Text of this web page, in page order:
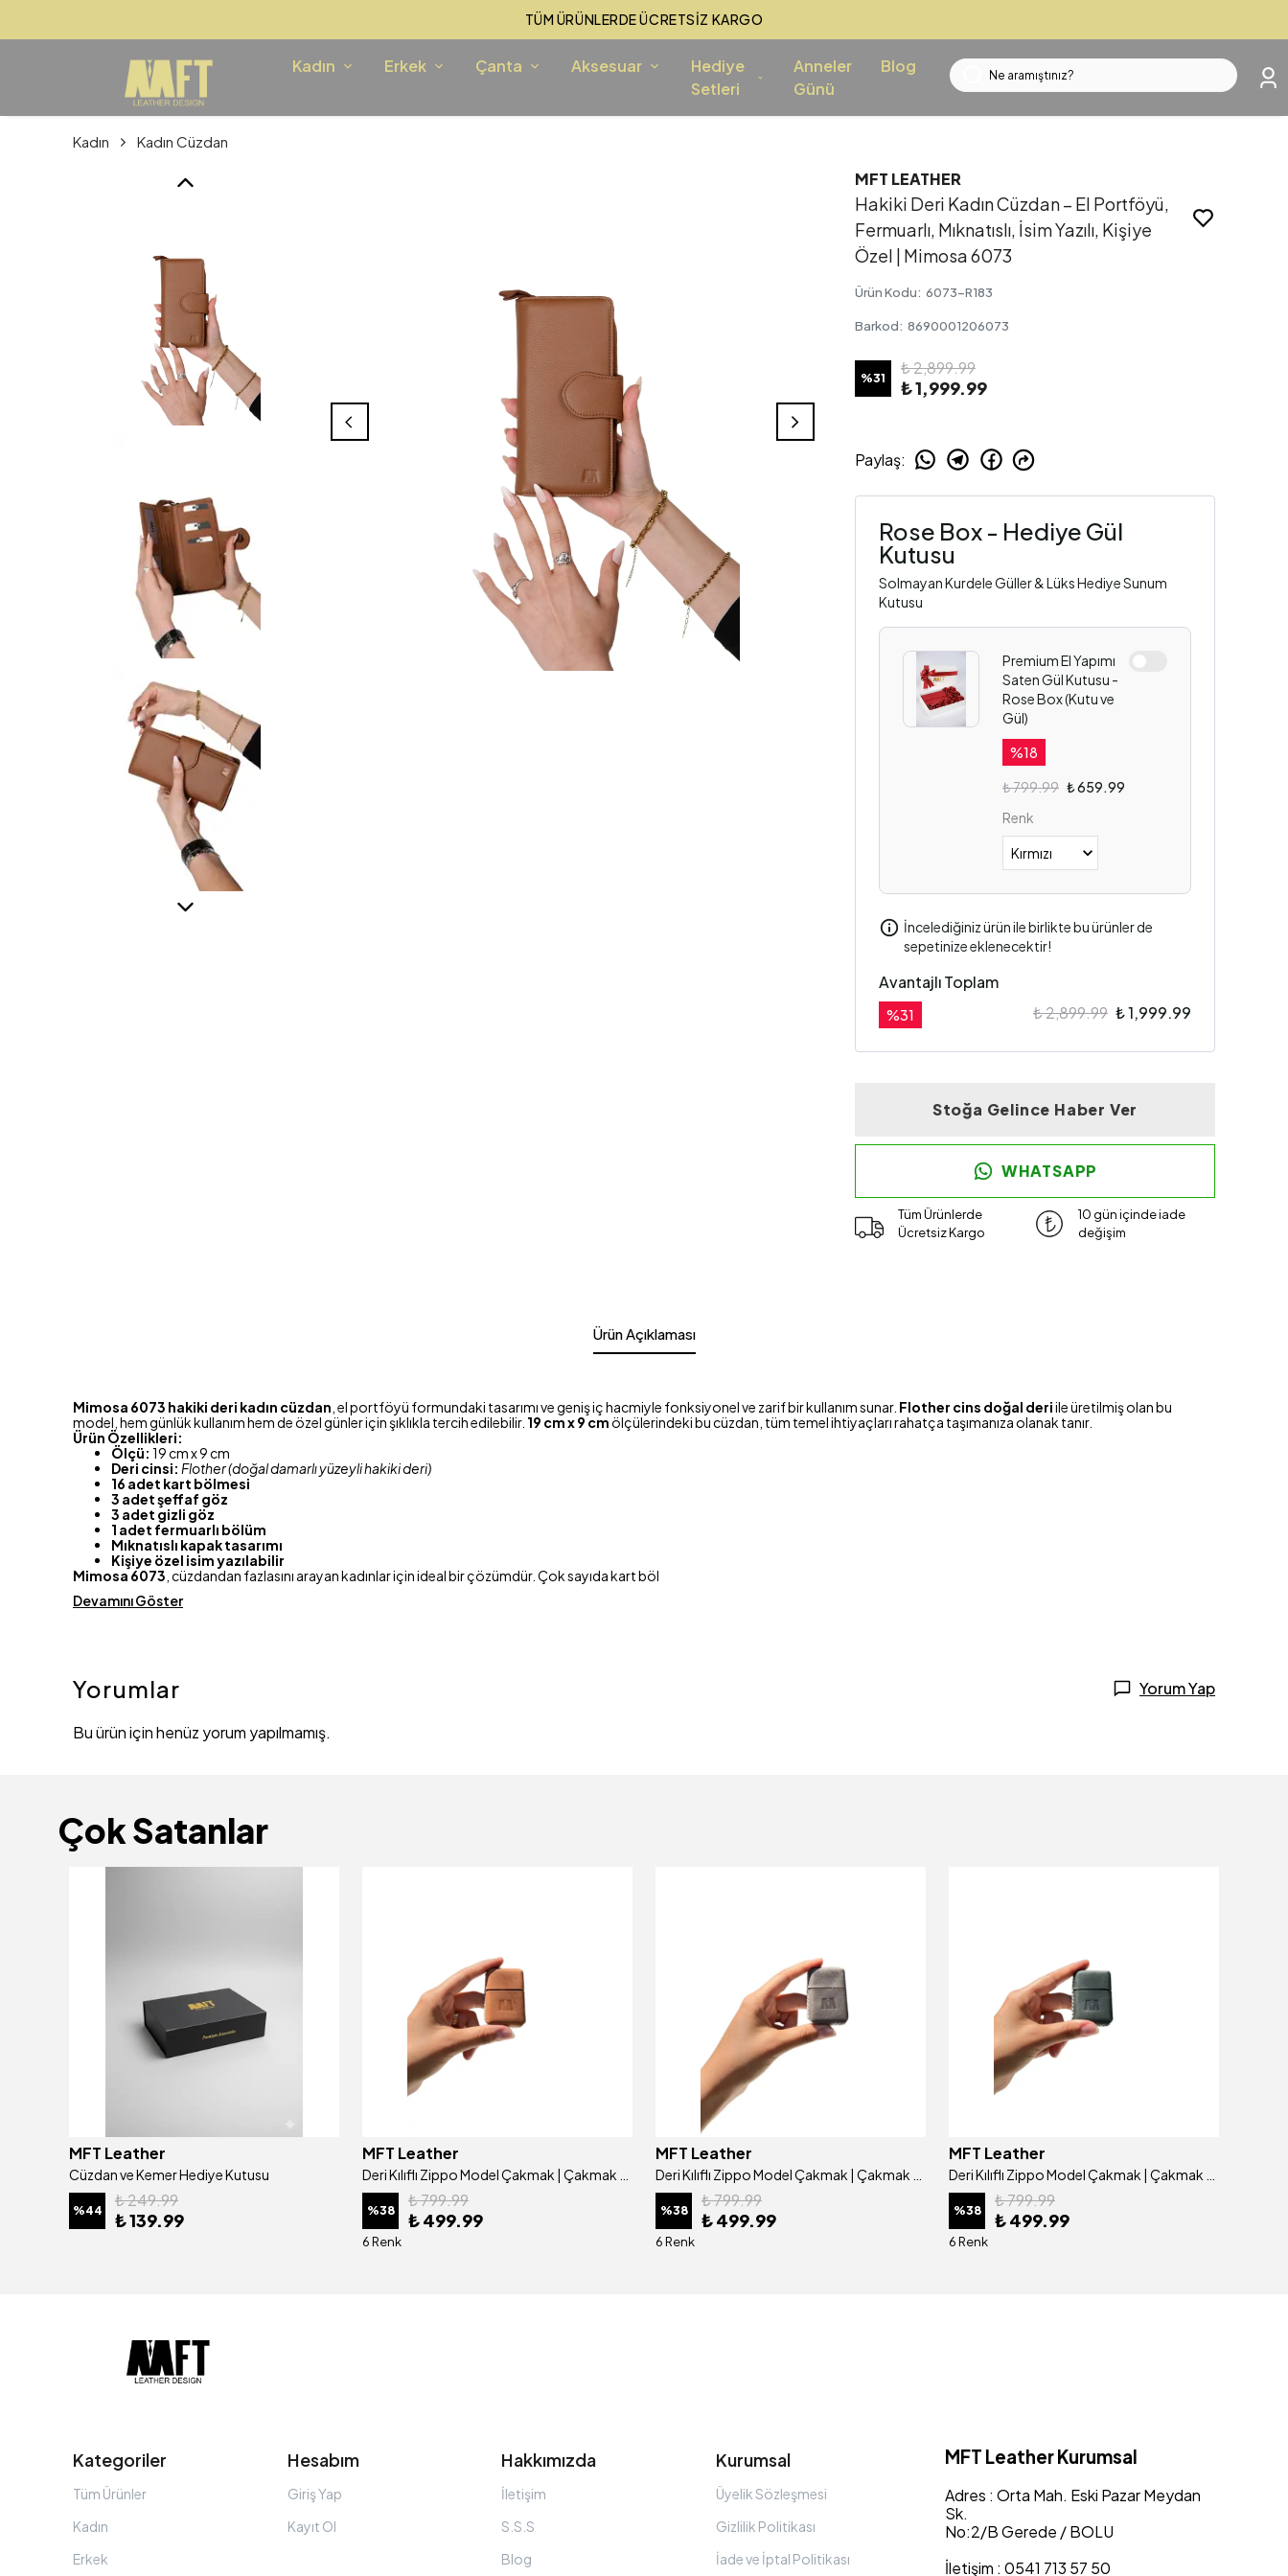
TÜM ÜRÜNLERDE ÜCRETSİZ KARGO
Kadın Erkek Çanta Aksesuar
Hediye
Setleri
Anneler
Günü
Blog
Kadın Kadın Cüzdan
MFT LEATHER
Hakiki Deri Kadın Cüzdan – El Portföyü,
Fermuarlı, Mıknatıslı, İsim Yazılı, Kişiye
Özel | Mimosa 6073
Ürün Kodu: 6073-R183
Barkod: 8690001206073
%31
₺ 2,899.99
₺ 1,999.99
Paylaş:
Rose Box - Hediye Gül
Kutusu
Solmayan Kurdele Güller & Lüks Hediye Sunum
Kutusu
Premium El Yapımı
Saten Gül Kutusu -
Rose Box (Kutu ve
Gül)
%18
₺ 799.99 ₺ 659.99
Renk
İncelediğiniz ürün ile birlikte bu ürünler de
sepetinize eklenecektir!
Avantajlı Toplam
%31 ₺ 2,899.99 ₺ 1,999.99
Stoğa Gelince Haber Ver
WHATSAPP
Tüm Ürünlerde
Ücretsiz Kargo
10 gün içinde iade
değişim
Ürün Açıklaması
Mimosa 6073 hakiki deri kadın cüzdan , el portföyü formundaki tasarımı ve geniş iç hacmiyle fonksiyonel ve zarif bir kullanım sunar. Flother cins doğal deriile üretilmiş olan bu
model, hem günlük kullanım hem de özel günler için şıklıkla tercih edilebilir. 19 cm x 9 cmölçülerindeki bu cüzdan, tüm temel ihtiyaçları rahatça taşımanıza olanak tanır.
Ürün Özellikleri:
Ölçü: 19 cm x 9 cm
Deri cinsi: Flother (doğal damarlı yüzeyli hakiki deri)
16 adet kart bölmesi
3 adet şeffaf göz
3 adet gizli göz
1 adet fermuarlı bölüm
Mıknatıslı kapak tasarımı
Kişiye özel isim yazılabilir
Mimosa 6073 , cüzdandan fazlasını arayan kadınlar için ideal bir çözümdür. Çok sayıda kart böl
Devamını Göster
Yorumlar Yorum Yap
Bu ürün için henüz yorum yapılmamış.
Çok Satanlar
MFT Leather
Cüzdan ve Kemer Hediye Kutusu
%44
₺ 249.99
₺ 139.99
MFT Leather
%38
₺ 799.99
₺ 499.99
6 Renk
MFT Leather
%38
₺ 799.99
₺ 499.99
6 Renk
MFT Leather
%38
₺ 799.99
₺ 499.99
6 Renk
Kategoriler
Tüm Ürünler
Kadın
Erkek
Hesabım
Giriş Yap
Kayıt Ol
Hakkımızda
İletişim
S.S.S
Blog
Kurumsal
Üyelik Sözleşmesi
Gizlilik Politikası
İade ve İptal Politikası
MFT Leather Kurumsal
Adres : Orta Mah. Eski Pazar Meydan
Sk.
No:2/B Gerede / BOLU
İletişim : 0541 713 57 50